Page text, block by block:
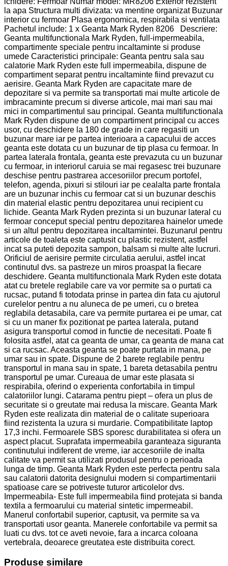
la apa Structura multi divizata: va mentine organizat Buzunar
interior cu fermoar Plasa ergonomica, respirabila si ventilata
Pachetul include: 1 x Geanta Mark Ryden 8206 Descriere:
Geanta multifunctionala Mark Ryden, full-impermeabila,
compartimente speciale pentru incaltaminte si produse
umede Caracteristici principale: Geanta pentru sala sau
calatorie Mark Ryden este full impermeabila, dispune de
compartiment separat pentru incaltaminte fiind prevazut cu
aerisire. Geanta Mark Ryden are capacitate mare de
depozitare si va permite sa transportati mai multe articole de
imbracaminte precum si diverse articole, mai mari sau mai
mici in compartimentul sau principal. Geanta multifunctionala
Mark Ryden dispune de un compartiment principal cu acces
usor, cu deschidere la 180 de grade in care regasiti un
buzunar mare iar pe partea interioara a capacului de acces
geanta este dotata cu un buzunar de tip plasa cu fermoar. In
partea laterala frontala, geanta este prevazuta cu un buzunar
cu fermoar, in interiorul caruia se mai regasesc trei buzunare
deschise pentru pastrarea accesoriilor precum portofel,
telefon, agenda, pixuri si stilouri iar pe cealalta parte frontala
are un buzunar inchis cu fermoar cat si un buzunar deschis
din material elastic pentru depozitarea unui recipient cu
lichide. Geanta Mark Ryden prezinta si un buzunar lateral cu
fermoar conceput special pentru depozitarea hainelor umede
si un altul pentru depozitarea incaltamintei. Buzunarul pentru
articole de toaleta este captusit cu plastic rezistent, astfel
incat sa puteti depozita sampon, balsam si multe alte lucruri.
Orificiul de aerisire permite circulatia aerului, astfel incat
continutul dvs. sa pastreze un miros proaspat la fiecare
deschidere. Geanta multifunctionala Mark Ryden este dotata
atat cu bretele reglabile care va vor permite sa o purtati ca
rucsac, putand fi totodata prinse in partea din fata cu ajutorul
curelelor pentru a nu aluneca de pe umeri, cu o bretea
reglabila detasabila, care va permite purtarea ei pe umar, cat
si cu un maner fix pozitionat pe partea laterala, putand
asigura transportul comod in functie de necesitati. Poate fi
folosita astfel, atat ca geanta de umar, ca geanta de mana cat
si ca rucsac. Aceasta geanta se poate purtata in mana, pe
umar sau in spate. Dispune de 2 barete reglabile pentru
transportul in mana sau in spate, 1 bareta detasabila pentru
transportul pe umar. Cureaua de umar este plasata si
respirabila, oferind o experienta confortabila in timpul
calatoriilor lungi. Catarama pentru piept – ofera un plus de
securitate si o greutate mai redusa la miscare. Geanta Mark
Ryden este realizata din material de o calitate superioara
fiind rezistenta la uzura si murdarie. Compatibilitate laptop
17,3 inchi. Fermoarele SBS sporesc durabilitatea si ofera un
aspect placut. Suprafata impermeabila garanteaza siguranta
continutului indiferent de vreme, iar accesoriile de inalta
calitate va permit sa utilizati produsul pentru o perioada
lunga de timp. Geanta Mark Ryden este perfecta pentru sala
sau calatorii datorita designului modern si compartimentarii
spatioase care se potriveste tuturor articolelor dvs.
Impermeabila- Este full impermeabila fiind protejata si banda
textila a fermoarului cu material sintetic impermeabil.
Manerul confortabil superior, captusit, va permite sa va
transportati usor geanta. Manerele confortabile va permit sa
luati cu dvs. tot ce aveti nevoie, fara a incarca coloana
vertebrala, deoarece greutatea este distribuita corect.
Produse similare